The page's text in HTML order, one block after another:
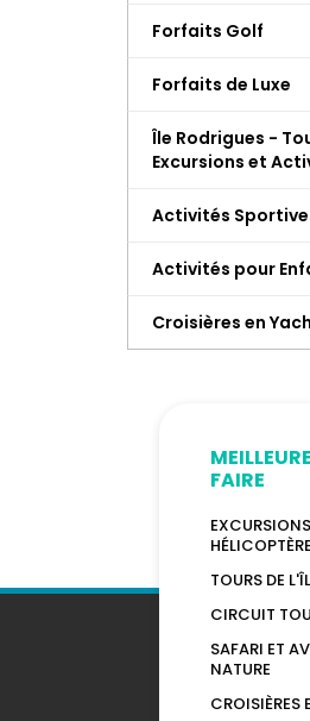
Forfaits Golf
Forfaits de Luxe
Île Rodrigues -
Excursions et
Activités
Activités pour
Croisières en
FAIRE
HÉLICOPTÈRE
TOURS DE
CIRCUIT
SAFARI ET
NATURE
CROISIÈRES